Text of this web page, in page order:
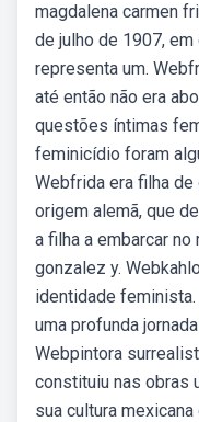
magdalena carmen
de julho de 1907, em
representa um.
até então não era
questões íntimas
feminicídio foram
Webfrida era filha
origem alemã, que
a filha a embarcar
gonzalez y.
identidade
uma profunda
Webpintora
constituiu nas obras
sua cultura